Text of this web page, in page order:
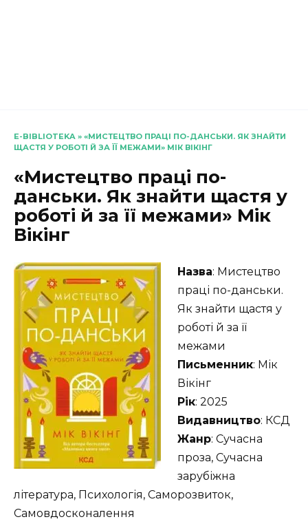
E-BIBLIOTEKA » «МИСТЕЦТВО ПРАЦІ ПО-ДАНСЬКИ. ЯК ЗНАЙТИ
ЩАСТЯ У РОБОТІ Й ЗА ЇЇ МЕЖАМИ» МІК ВІКІНГ
«Мистецтво праці по-
данськи. Як знайти щастя у
роботі й за її межами» Мік
Вікінг
Назва: Мистецтво
праці по-данськи.
Як знайти щастя у
роботі й за її
межами
Письменник: Мік
Вікінг
Рік: 2025
Видавництво: КСД
Жанр: Сучасна
проза, Сучасна
зарубіжна
література, Психологія, Саморозвиток,
Самовдосконалення